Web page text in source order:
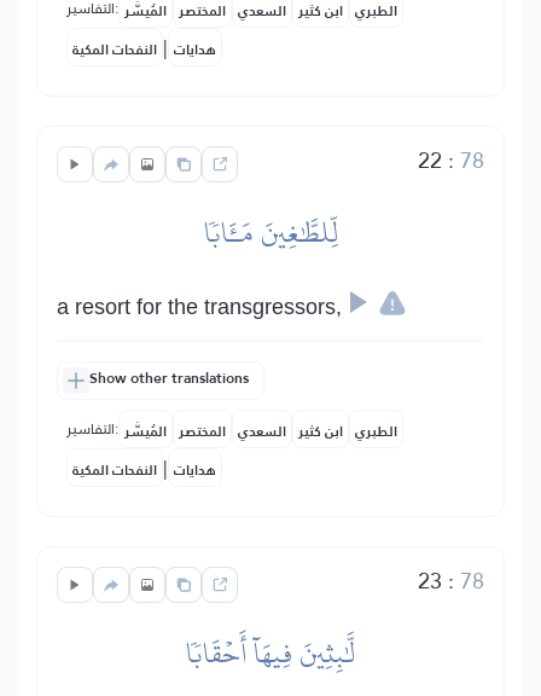
التفاسير: المُيسَّر المختصر السعدي ابن كثير الطبري
النفحات المكية | هدايات
22 : 78
لِّلطَّٰغِينَ مَـَٔابٗا
a resort for the transgressors,
Show other translations
التفاسير: المُيسَّر المختصر السعدي ابن كثير الطبري
النفحات المكية | هدايات
23 : 78
لَّٰبِثِينَ فِيهَآ أَحۡقَابٗا